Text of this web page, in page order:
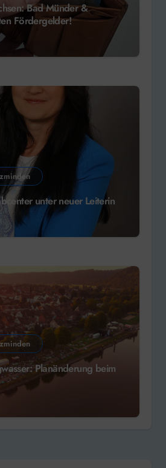
Bad Münder &
Fördergelder!
unter neuer Leiterin
Planänderung beim